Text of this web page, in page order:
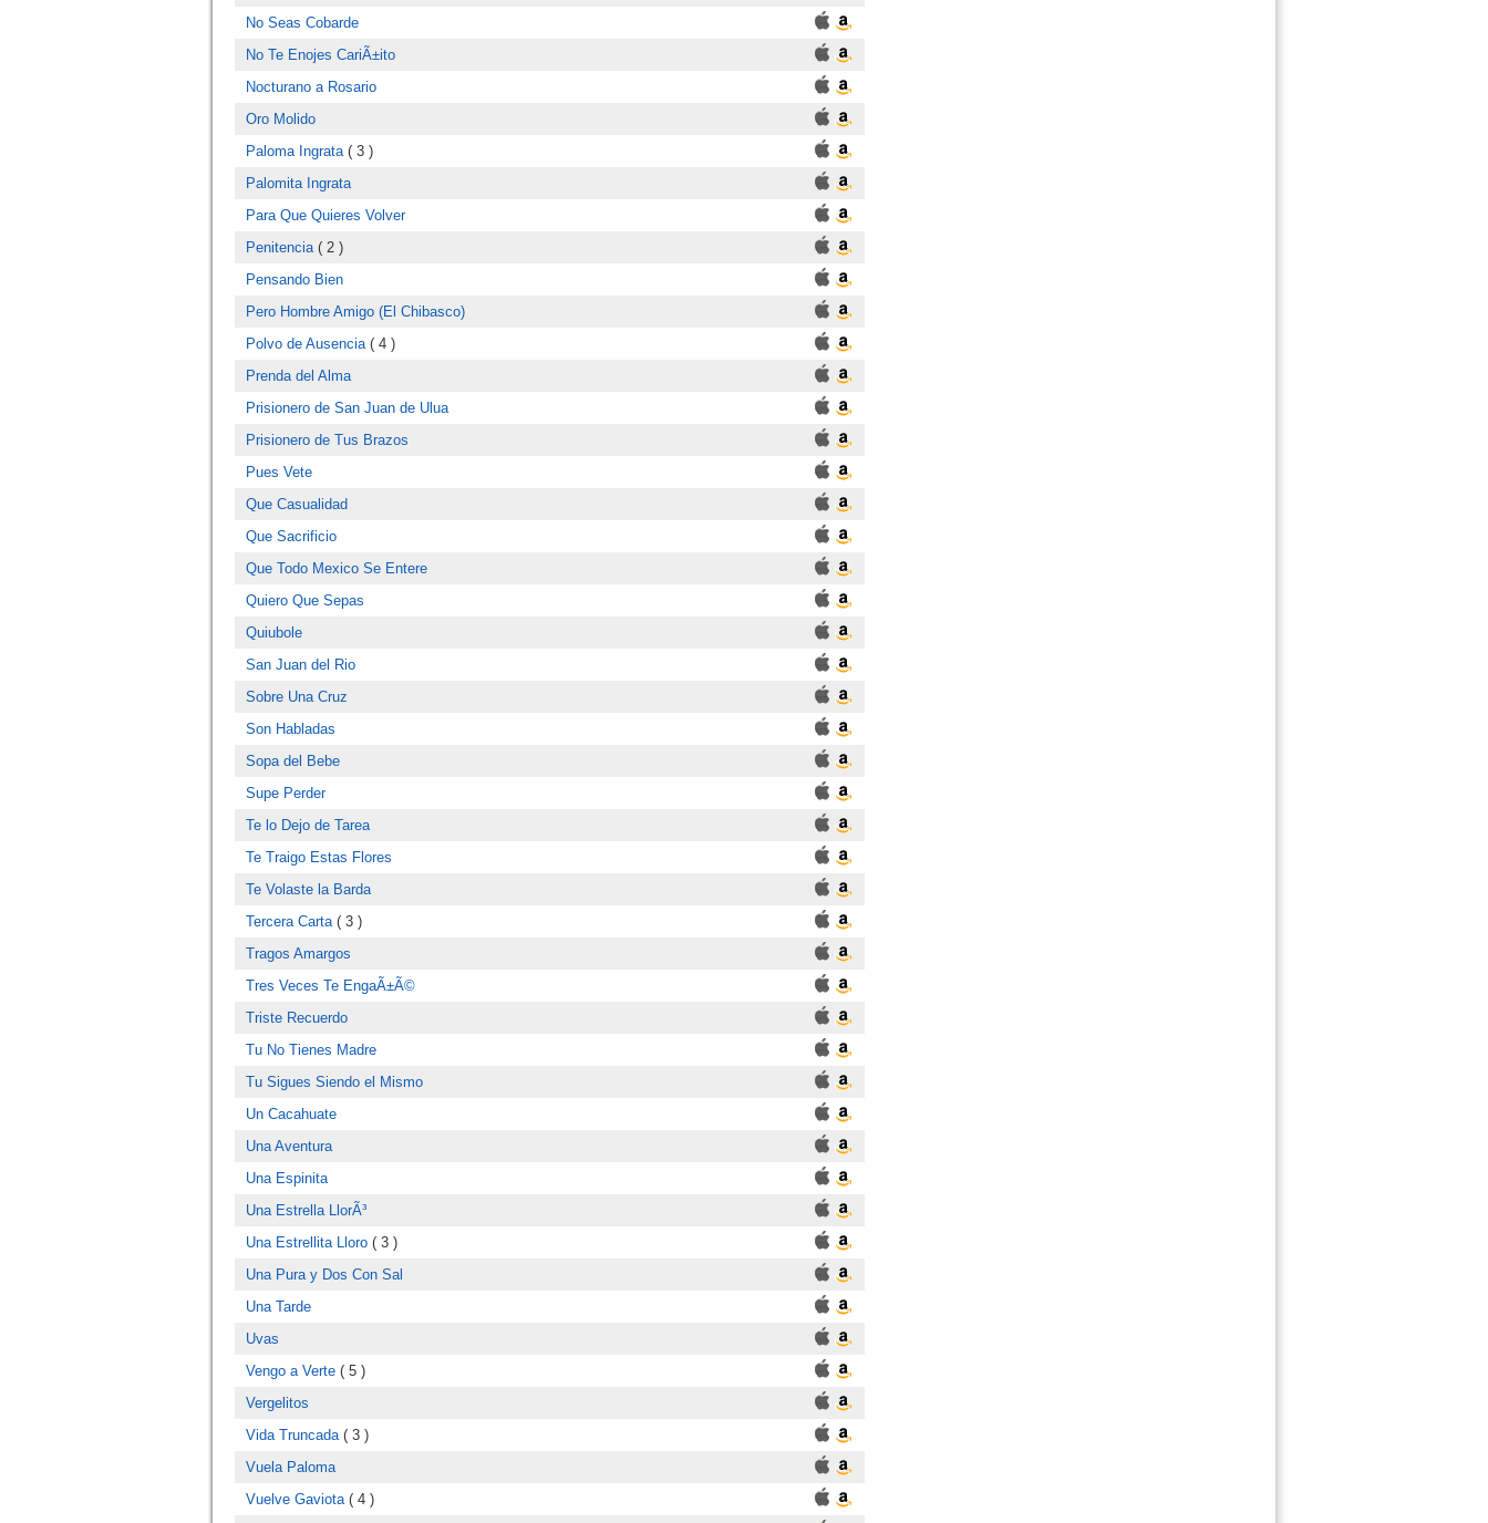
No Seas Cobarde
No Te Enojes CariÃ±ito
Nocturano a Rosario
Oro Molido
Paloma Ingrata( 3 )
Palomita Ingrata
Para Que Quieres Volver
Penitencia( 2 )
Pensando Bien
Pero Hombre Amigo (El Chibasco)
Polvo de Ausencia( 4 )
Prenda del Alma
Prisionero de San Juan de Ulua
Prisionero de Tus Brazos
Pues Vete
Que Casualidad
Que Sacrificio
Que Todo Mexico Se Entere
Quiero Que Sepas
Quiubole
San Juan del Rio
Sobre Una Cruz
Son Habladas
Sopa del Bebe
Supe Perder
Te lo Dejo de Tarea
Te Traigo Estas Flores
Te Volaste la Barda
Tercera Carta( 3 )
Tragos Amargos
Tres Veces Te EngaÃ±Ã©
Triste Recuerdo
Tu No Tienes Madre
Tu Sigues Siendo el Mismo
Un Cacahuate
Una Aventura
Una Espinita
Una Estrella LlorÃ³
Una Estrellita Lloro ( 3 )
Una Pura y Dos Con Sal
Una Tarde
Uvas
Vengo a Verte ( 5 )
Vergelitos
Vida Truncada( 3 )
Vuela Paloma
Vuelve Gaviota( 4 )